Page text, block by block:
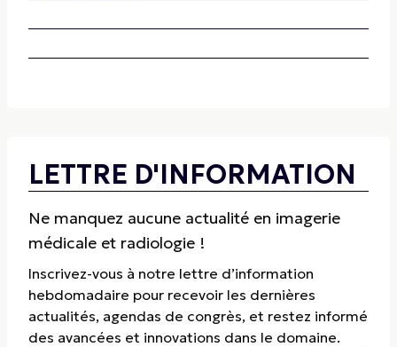
LETTRE D'INFORMATION
Ne manquez aucune actualité en imagerie
médicale et radiologie !
Inscrivez-vous à notre lettre d’information
hebdomadaire pour recevoir les dernières
actualités, agendas de congrès, et restez informé
des avancées et innovations dans le domaine.